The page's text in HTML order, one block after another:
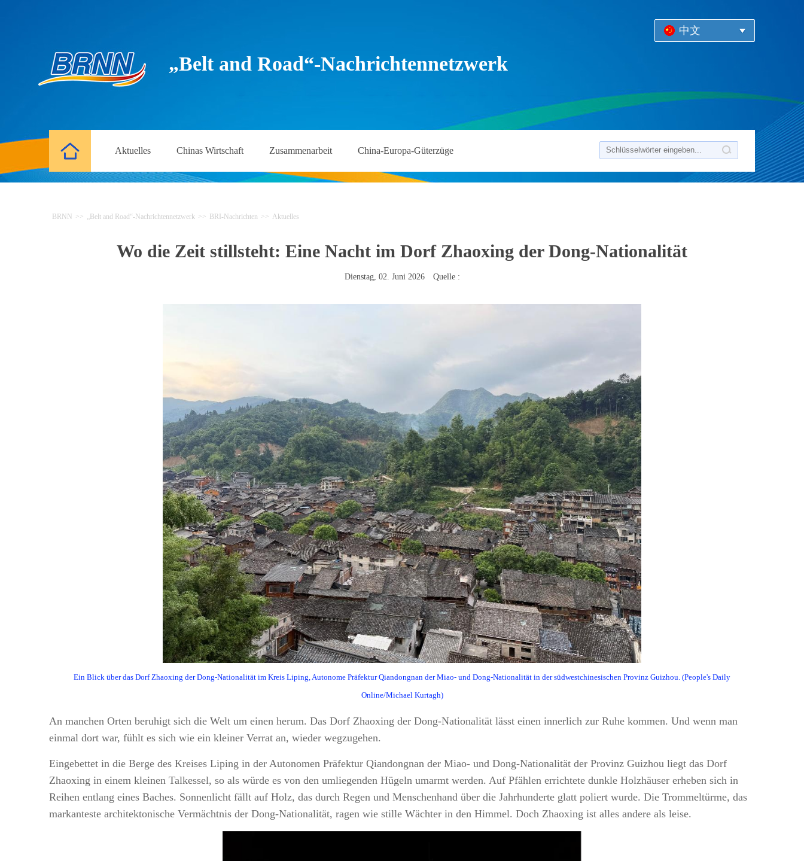
中文
„Belt and Road“-Nachrichtennetzwerk
Aktuelles Chinas Wirtschaft Zusammenarbeit China-Europa-Güterzüge
BRNN >> „Belt and Road“-Nachrichtennetzwerk >> BRI-Nachrichten >> Aktuelles
Wo die Zeit stillsteht: Eine Nacht im Dorf Zhaoxing der Dong-Nationalität
Dienstag, 02. Juni 2026 Quelle :
Ein Blick über das Dorf Zhaoxing der Dong-Nationalität im Kreis Liping, Autonome Präfektur Qiandongnan der Miao- und Dong-Nationalität in der südwestchinesischen Provinz Guizhou. (People's Daily
Online/Michael Kurtagh)
An manchen Orten beruhigt sich die Welt um einen herum. Das Dorf Zhaoxing der Dong-Nationalität lässt einen innerlich zur Ruhe kommen. Und wenn man
einmal dort war, fühlt es sich wie ein kleiner Verrat an, wieder wegzugehen.
Eingebettet in die Berge des Kreises Liping in der Autonomen Präfektur Qiandongnan der Miao- und Dong-Nationalität der Provinz Guizhou liegt das Dorf
Zhaoxing in einem kleinen Talkessel, so als würde es von den umliegenden Hügeln umarmt werden. Auf Pfählen errichtete dunkle Holzhäuser erheben sich in
Reihen entlang eines Baches. Sonnenlicht fällt auf Holz, das durch Regen und Menschenhand über die Jahrhunderte glatt poliert wurde. Die Trommeltürme, das
markanteste architektonische Vermächtnis der Dong-Nationalität, ragen wie stille Wächter in den Himmel. Doch Zhaoxing ist alles andere als leise.